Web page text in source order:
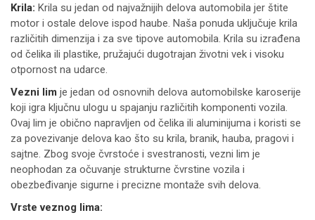
Krila: Krila su jedan od najvažnijih delova automobila jer štite
motor i ostale delove ispod haube. Naša ponuda uključuje krila
različitih dimenzija i za sve tipove automobila. Krila su izrađena
od čelika ili plastike, pružajući dugotrajan životni vek i visoku
otpornost na udarce.
Vezni lim je jedan od osnovnih delova automobilske karoserije
koji igra ključnu ulogu u spajanju različitih komponenti vozila.
Ovaj lim je obično napravljen od čelika ili aluminijuma i koristi se
za povezivanje delova kao što su krila, branik, hauba, pragovi i
sajtne. Zbog svoje čvrstoće i svestranosti, vezni lim je
neophodan za očuvanje strukturne čvrstine vozila i
obezbeđivanje sigurne i precizne montaže svih delova.
Vrste veznog lima: